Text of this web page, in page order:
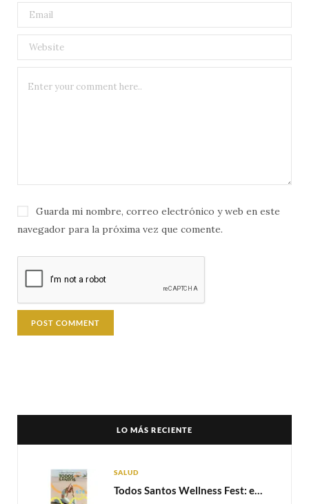
Guarda mi nombre, correo electrónico y web en este
navegador para la próxima vez que comente.
LO MÁS RECIENTE
SALUD
Todos Santos Wellness Fest: el evento de bienestar que está transformando a Baja California Sur en un nuevo referente para el turismo wellness